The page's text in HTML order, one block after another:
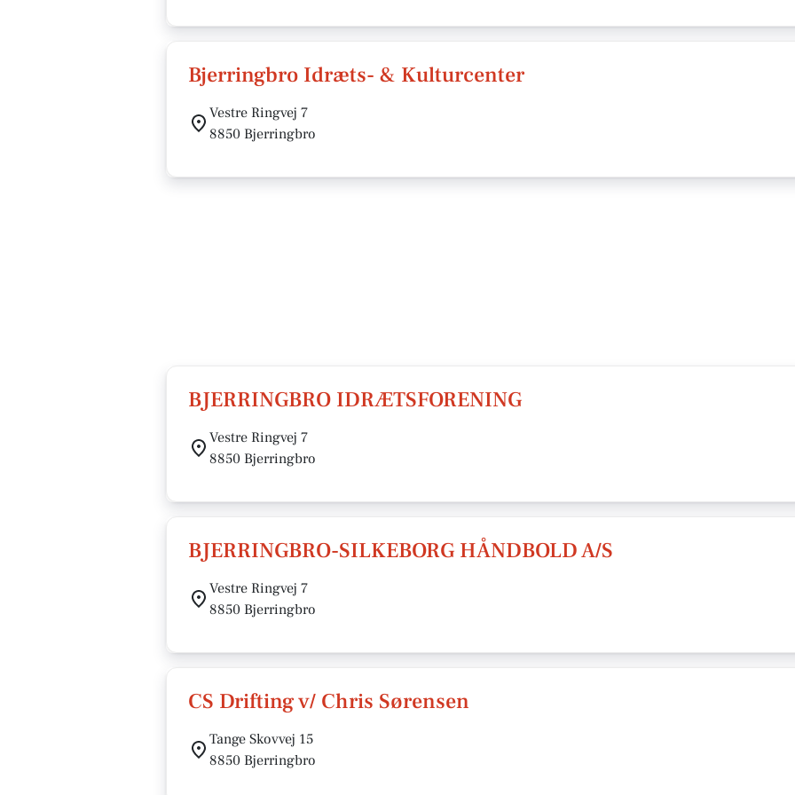
Bjerringbro Idræts- & Kulturcenter
Vestre Ringvej 7
8850 Bjerringbro
BJERRINGBRO IDRÆTSFORENING
Vestre Ringvej 7
8850 Bjerringbro
BJERRINGBRO-SILKEBORG HÅNDBOLD A/S
Vestre Ringvej 7
8850 Bjerringbro
CS Drifting v/ Chris Sørensen
Tange Skovvej 15
8850 Bjerringbro